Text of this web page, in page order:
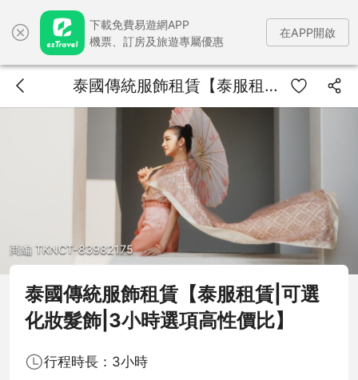
下載免費易遊網APP
機票、訂房及旅遊專屬優惠
在APP開啟
泰國傳統服飾租賃【泰服租賃|可選化妝髮飾|3小時選項高性價比】
商編 TKNCT-83982175
泰國傳統服飾租賃【泰服租賃|可選
化妝髮飾|3小時選項高性價比】
行程時長：3小時